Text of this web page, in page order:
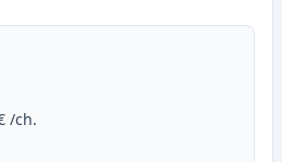
/ch.